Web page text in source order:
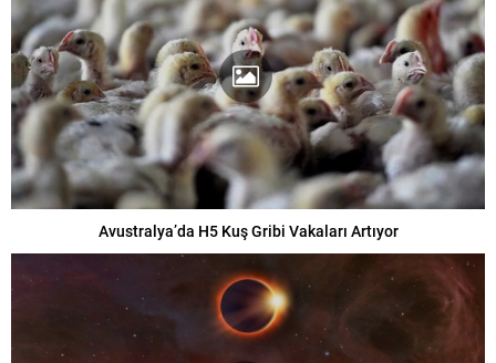
Avustralya’da H5 Kuş Gribi Vakaları Artıyor